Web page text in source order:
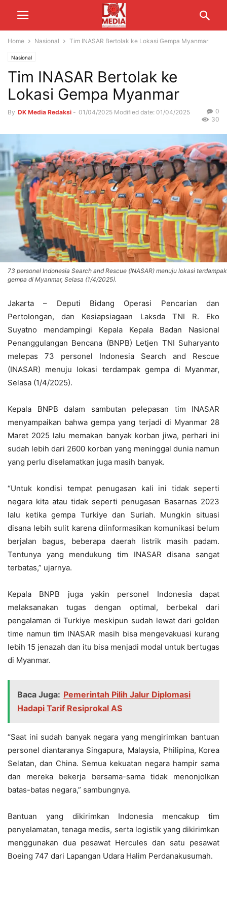
Home Nasional Tim INASAR Bertolak ke Lokasi Gempa Myanmar
Nasional
Tim INASAR Bertolak ke
Lokasi Gempa Myanmar
By DK Media Redaksi - 01/04/2025 Modified date: 01/04/2025
0
30
73 personel Indonesia Search and Rescue (INASAR) menuju lokasi terdampak
gempa di Myanmar, Selasa (1/4/2025).
Jakarta – Deputi Bidang Operasi Pencarian dan
Pertolongan, dan Kesiapsiagaan Laksda TNI R. Eko
Suyatno mendampingi Kepala Kepala Badan Nasional
Penanggulangan Bencana (BNPB) Letjen TNI Suharyanto
melepas 73 personel Indonesia Search and Rescue
(INASAR) menuju lokasi terdampak gempa di Myanmar,
Selasa (1/4/2025).
Kepala BNPB dalam sambutan pelepasan tim INASAR
menyampaikan bahwa gempa yang terjadi di Myanmar 28
Maret 2025 lalu memakan banyak korban jiwa, perhari ini
sudah lebih dari 2600 korban yang meninggal dunia namun
yang perlu diselamatkan juga masih banyak.
“Untuk kondisi tempat penugasan kali ini tidak seperti
negara kita atau tidak seperti penugasan Basarnas 2023
lalu ketika gempa Turkiye dan Suriah. Mungkin situasi
disana lebih sulit karena diinformasikan komunikasi belum
berjalan bagus, beberapa daerah listrik masih padam.
Tentunya yang mendukung tim INASAR disana sangat
terbatas,” ujarnya.
Kepala BNPB juga yakin personel Indonesia dapat
melaksanakan tugas dengan optimal, berbekal dari
pengalaman di Turkiye meskipun sudah lewat dari golden
time namun tim INASAR masih bisa mengevakuasi kurang
lebih 15 jenazah dan itu bisa menjadi modal untuk bertugas
di Myanmar.
Baca Juga: Pemerintah Pilih Jalur Diplomasi
Hadapi Tarif Resiprokal AS
“Saat ini sudah banyak negara yang mengirimkan bantuan
personel diantaranya Singapura, Malaysia, Philipina, Korea
Selatan, dan China. Semua kekuatan negara hampir sama
dan mereka bekerja bersama-sama tidak menonjolkan
batas-batas negara,” sambungnya.
Bantuan yang dikirimkan Indonesia mencakup tim
penyelamatan, tenaga medis, serta logistik yang dikirimkan
menggunakan dua pesawat Hercules dan satu pesawat
Boeing 747 dari Lapangan Udara Halim Perdanakusumah.